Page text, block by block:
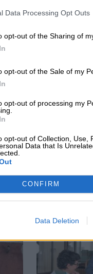
Data Processing Opt Outs
opt-out of the Sharing of
opt-out of the Sale of my
opt-out of processing my
opt-out of Collection, Use,
Data that Is
CONFIRM
Data Deletion
declarará
los
que hayan sufrido
este verano